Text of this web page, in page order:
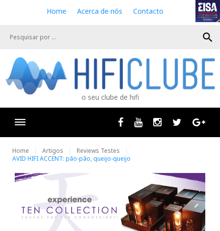
e
Home Acerca de nós Contacto
search
o seu clube de hifi
Facebook
Youtube InstagramTwitter
Home Artigos
Reviews Testes
AVID HIFI ACCENT: pão-pão, queijo-queijo